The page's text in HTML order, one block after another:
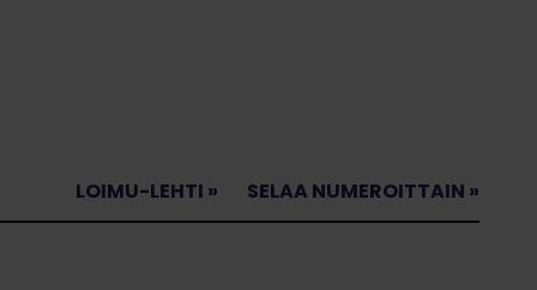
LOIMU-LEHTI » SELAA NUMEROITTAIN »